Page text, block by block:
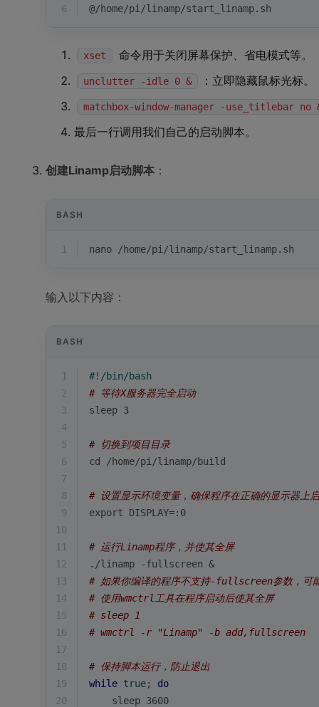
6
@/home/pi/linamp/start_linamp.sh
xset 命令用于关闭屏幕保护、省电模式等。
unclutter -idle 0 & ：立即隐藏鼠标光标。
matchbox-window-manager -use_titlebar no
最后一行调用我们自己的启动脚本。
创建Linamp启动脚本 ：
BASH
1 nano /home/pi/linamp/start_linamp.sh
输入以下内容：
BASH
1
#!/bin/bash
2
# 等待X服务器完全启动
3
sleep 3
4
5
# 切换到项目目录
6
cd
/home/pi/linamp/build
7
8
# 设置显示环境变量，确保程序在正确的显示器上
9
export DISPLAY=:0
10
11
# 运行Linamp程序，并使其全屏
12
./linamp -fullscreen &
13
# 如果你编译的程序不支持-fullscreen参数，可
14
# 使用wmctrl工具在程序启动后使其全屏
15
# sleep 1
16
# wmctrl -r "Linamp" -b add,fullscreen
17
18
# 保持脚本运行，防止退出
19
while true; do
20
    sleep 3600